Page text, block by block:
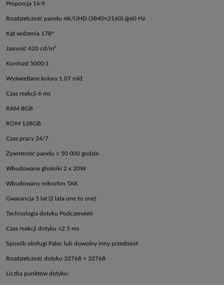
Proporcja 16:9
Rozdzielczość panelu 4K/UHD (3840×2160) @60 Hz
Kąt widzenia 178°
Jasność 420 cd/m²
Kontrast 5000:1
Wyświetlane kolory 1.07 mld
Czas reakcji 6 ms
RAM 8GB
ROM 128GB
Czas pracy 24/7
Żywotność panelu ≥ 50 000 godzin
Wbudowane głośniki 2 x 20W
Wbudowany mikrofon TAK
Gwarancja 5 lat (2 lata one to one)
Technologia dotyku Podczerwień
Czas reakcji dotyku ≤2.5 ms
Sposób obsługi Palec lub dowolny inny przedmiot
Rozdzielczość dotyku 32768 × 32768
Liczba punktów dotyku: